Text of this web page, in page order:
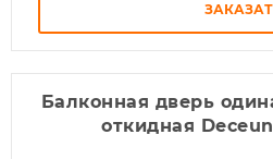
Балконная дверь
откидная